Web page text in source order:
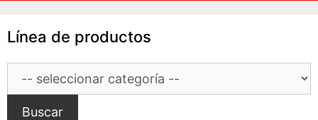
Línea de productos
Buscar